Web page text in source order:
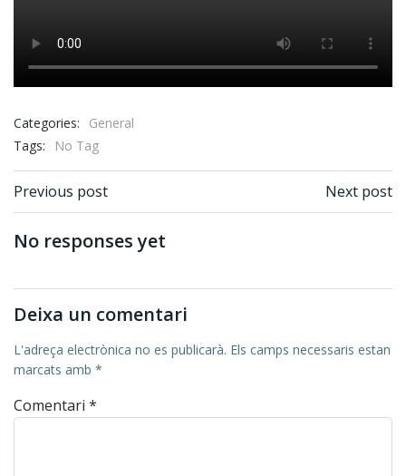
Categories:
General
Tags:
No Tag
Previous post Next post
No responses yet
Deixa un comentari
L'adreça electrònica no es publicarà. Els camps necessaris estan
marcats amb *
Comentari *